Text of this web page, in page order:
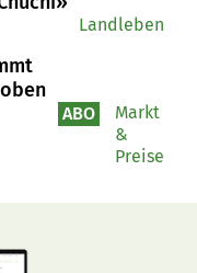
Landleben
ABO
Markt
&
Preise